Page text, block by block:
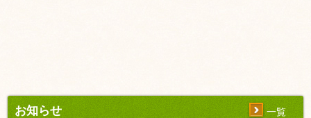
お知らせ 一覧